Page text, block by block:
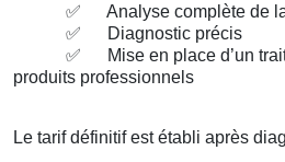
✅
Analyse complète de
✅
Diagnostic précis
✅
Mise en place d’un
produits professionnels
Le tarif définitif est établi après